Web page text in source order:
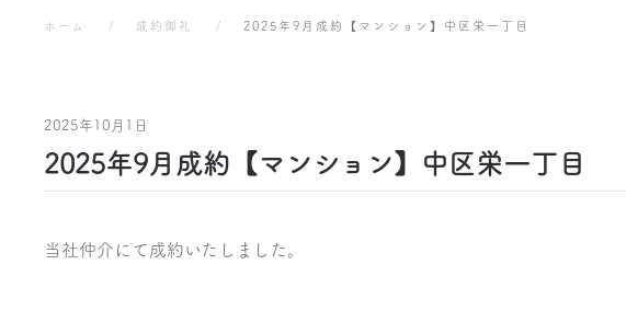
ホーム 成約御礼 2025年9月成約【マンション】中区栄一丁目
2025年10月1日
2025年9月成約【マンション】中区栄一丁目
当社仲介にて成約いたしました。